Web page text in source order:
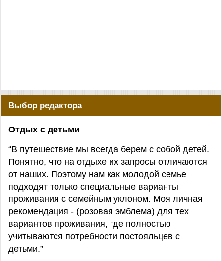
Выбор редактора
Отдых с детьми
“В путешествие мы всегда берем с собой детей.
Понятно, что на отдыхе их запросы отличаются
от наших. Поэтому нам как молодой семье
подходят только специальные варианты
проживания с семейным уклоном. Моя личная
рекомендация - (розовая эмблема) для тех
вариантов проживания, где полностью
учитываются потребности постояльцев с
детьми.”